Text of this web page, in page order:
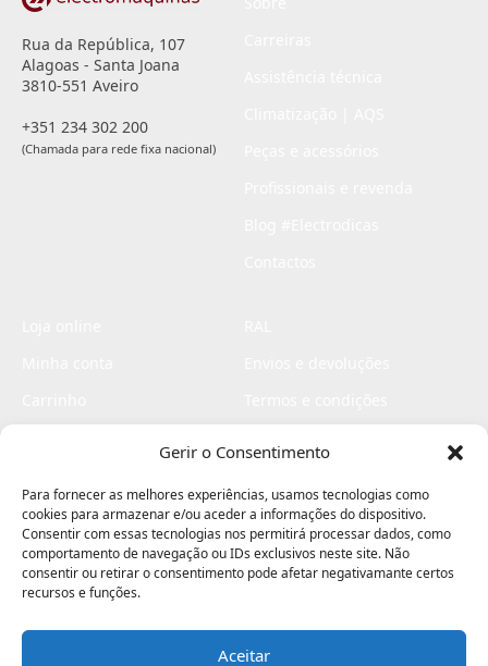
Gerir o Consentimento
Para fornecer as melhores experiências, usamos tecnologias como
cookies para armazenar e/ou aceder a informações do dispositivo.
Consentir com essas tecnologias nos permitirá processar dados, como
comportamento de navegação ou IDs exclusivos neste site. Não
consentir ou retirar o consentimento pode afetar negativamante certos
recursos e funções.
Aceitar
Rua da República, 107
Alagoas - Santa Joana
3810-551 Aveiro
+351 234 302 200
(Chamada para rede fixa nacional)
Livro de elogios